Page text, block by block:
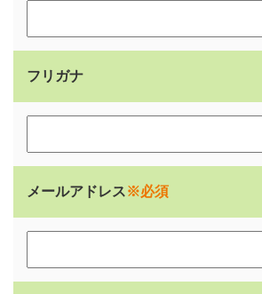
フリガナ
メールアドレス※必須